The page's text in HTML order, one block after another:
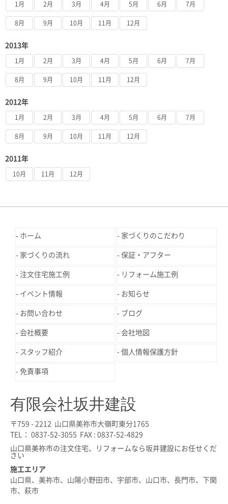
1月 2月 3月 4月 5月 6月 7月
8月 9月 10月 11月 12月
2013年
1月 2月 3月 4月 5月 6月 7月
8月 9月 10月 11月 12月
2012年
1月 2月 3月 4月 5月 6月 7月
8月 9月 10月 11月 12月
2011年
10月 11月 12月
ホーム 家づくりのこだわり
家づくりの流れ 保証・アフター
注文住宅施工例 リフォーム施工例
イベント情報 お知らせ
お問い合わせ ブログ
会社概要 会社地図
スタッフ紹介 個人情報保護方針
免責事項
有限会社坂井建設
〒759 - 2212 山口県美祢市大嶺町東分1765
TEL： 0837-52-3055 FAX : 0837-52-4829
山口県美祢市の注文住宅、リフォームなら坂井建設にお任せくだ
さい
施工エリア
山口県、美祢市、山陽小野田市、宇部市、山口市、長門市、下関
市、萩市